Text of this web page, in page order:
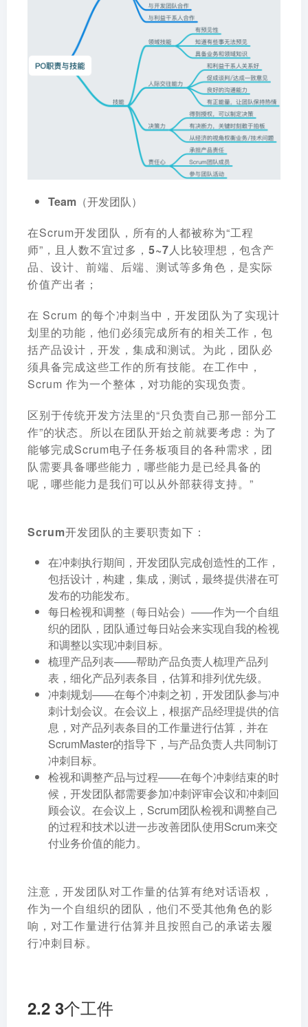
Team（开发团队）
在Scrum开发团队，所有的人都被称为“工程
师”，且人数不宜过多， 5~7人比较理想，包含产
品、设计、前端、后端、测试等多角色，是实际
价值产出者；
在 Scrum 的每个冲刺当中，开发团队为了实现计
划里的功能，他们必须完成所有的相关工作，包
括产品设计，开发，集成和测试。为此， 团队必
须具备完成这些工作的所有技能。在工作中，
Scrum 作为一个整体，对功能的实现负责。
区别于传统开发方法里的“只负责自己那一部分工
作”的状态。所以在团队开始之前就要考虑：为了
能够完成Scrum电子任务板项目的各种需求，团
队需要具备哪些能力，哪些能力是已经具备的
呢，哪些能力是我们可以从外部获得支持。”
Scrum开发团队的主要职责如下：
在冲刺执行期间，开发团队完成创造性的工作，
包括设计，构建，集成，测试，最终提供潜在可
发布的功能发布。
每日检视和调整（每日站会）——作为一个自组
织的团队，团队通过每日站会来实现自我的检视
和调整以实现冲刺目标。
梳理产品列表——帮助产品负责人梳理产品列
表，细化产品列表条目，估算和排列优先级。
冲刺规划——在每个冲刺之初，开发团队参与冲
刺计划会议。在会议上，根据产品经理提供的信
息，对产品列表条目的工作量进行估算，并在
ScrumMaster的指导下，与产品负责人共同制订
冲刺目标。
检视和调整产品与过程——在每个冲刺结束的时
候，开发团队都需要参加冲刺评审会议和冲刺回
顾会议。在会议上，Scrum团队检视和调整自己
的过程和技术以进一步改善团队使用Scrum来交
付业务价值的能力。
注意，开发团队对工作量的估算有绝对话语权，
作为一个自组织的团队，他们不受其他角色的影
响，对工作量进行估算并且按照自己的承诺去履
行冲刺目标。
2.2 3个工件